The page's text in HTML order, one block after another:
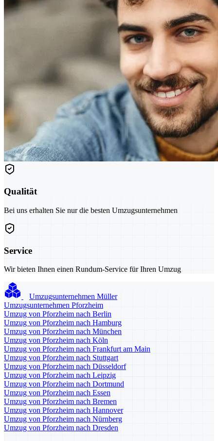
Qualität
Bei uns erhalten Sie nur die besten Umzugsunternehmen
Service
Wir bieten Ihnen einen Rundum-Service für Ihren Umzug
Umzugsunternehmen Müller
Umzugsunternehmen Pforzheim
Umzug von Pforzheim nach Berlin
Umzug von Pforzheim nach Hamburg
Umzug von Pforzheim nach München
Umzug von Pforzheim nach Köln
Umzug von Pforzheim nach Frankfurt am Main
Umzug von Pforzheim nach Stuttgart
Umzug von Pforzheim nach Düsseldorf
Umzug von Pforzheim nach Leipzig
Umzug von Pforzheim nach Dortmund
Umzug von Pforzheim nach Essen
Umzug von Pforzheim nach Bremen
Umzug von Pforzheim nach Hannover
Umzug von Pforzheim nach Nürnberg
Umzug von Pforzheim nach Dresden